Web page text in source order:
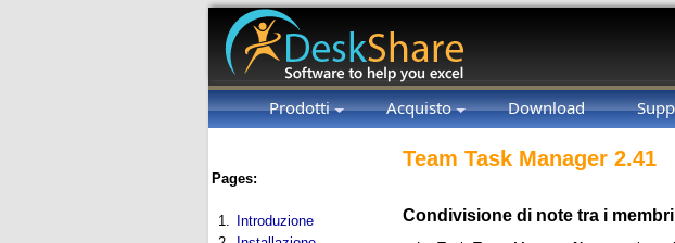
Prodotti Acquisto Download
Pages:
1.
Introduzione
Team Task Manager 2.41
Condivisione di note tra i